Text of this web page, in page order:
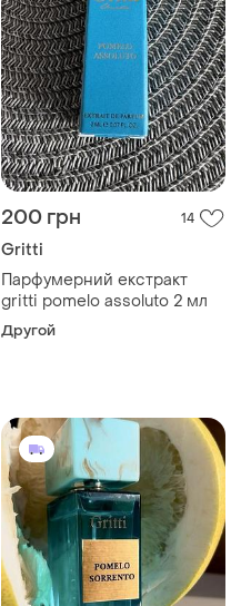
200 грн 14
Gritti
Парфумерний екстракт
gritti pomelo assoluto 2 мл
Другой